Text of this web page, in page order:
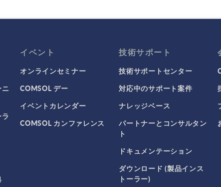
イベント
オンラインセミナー
COMSOL デー
イベントカレンダー
COMSOL カンファレンス
技術サポート
技術サポートセンター
対応中のサポート案件
ナレッジベース
パートナーとコンサルタン
ト
ドキュメンテーション
ダウンロード (製品インス
トーラー)